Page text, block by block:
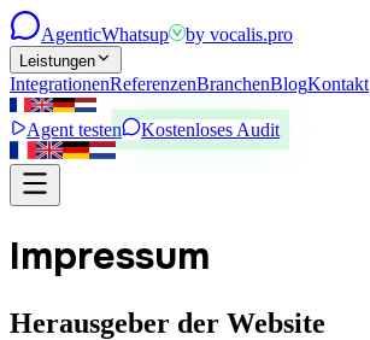
AgenticWhatsup by vocalis.pro
Leistungen
IntegrationenReferenzenBranchenBlogKontakt
Agent testen Kostenloses Audit
Impressum
Herausgeber der Website